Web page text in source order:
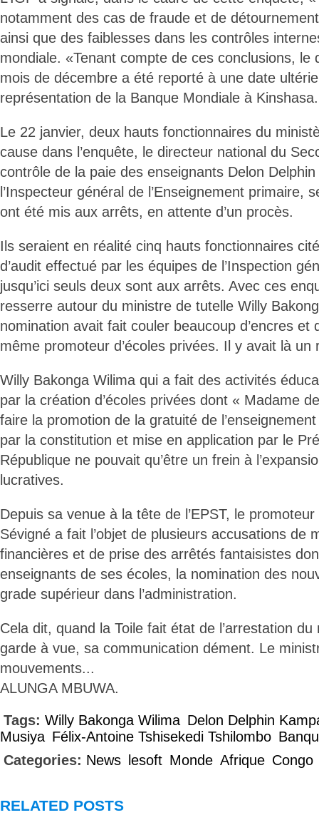
notamment des cas de fraude et de
ainsi que des faiblesses dans les contrôles
mondiale. «Tenant compte de ces conclusions, le
mois de décembre a été reporté à une date
représentation de la Banque Mondiale à Kinshasa.
Le 22 janvier, deux hauts fonctionnaires du
cause dans l’enquête, le directeur national du
contrôle de la paie des enseignants Delon
l’Inspecteur général de l’Enseignement primaire,
ont été mis aux arrêts, en attente d’un procès.
Ils seraient en réalité cinq hauts fonctionnaires
d’audit effectué par les équipes de l’Inspection
jusqu’ici seuls deux sont aux arrêts. Avec ces
resserre autour du ministre de tutelle Willy
nomination avait fait couler beaucoup d’encres et
même promoteur d’écoles privées. Il y avait là un
Willy Bakonga Wilima qui a fait des activités
par la création d’écoles privées dont « Madame
faire la promotion de la gratuité de
par la constitution et mise en application par le
République ne pouvait qu’être un frein à
lucratives.
Depuis sa venue à la tête de l’EPST, le
Sévigné a fait l’objet de plusieurs accusations de
financières et de prise des arrêtés fantaisistes
enseignants de ses écoles, la nomination des
grade supérieur dans l’administration.
Cela dit, quand la Toile fait état de l’arrestation du
garde à vue, sa communication dément. Le
mouvements...
ALUNGA MBUWA.
Tags: Willy Bakonga Wilima Delon Delphin
Musiya Félix-Antoine Tshisekedi Tshilombo
Categories: News lesoft Monde Afrique Congo
RELATED POSTS